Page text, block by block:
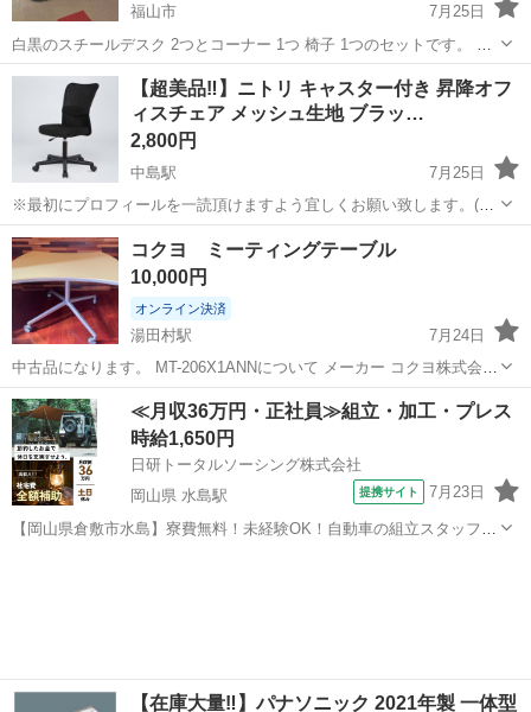
福山市
7月25日
白黒のスチールデスク 2つとコーナー 1つ 椅子 1つのセットです。 後
ろのスチール棚 もつけます。 自宅まで取りに来てくださる方限定でお
願いします。
広島 福山市 オフィス用家具
【超美品‼️】ニトリ キャスター付き 昇降オフ
ィスチェア メッシュ生地 ブラッ…
2,800円
中島駅
7月25日
※最初にプロフィールを一読頂けますよう宜しくお願い致します。(当
店のアカウントである《リサイクルはっぴ〜》をタップして頂ければ
プロフィール及び商品の全てをご覧頂けますのでご確認下さいませ。)
ニトリのオフィスチェアになりま...
広島 広島市 中島駅 オフィス用家具 オフィス
コクヨ ミーティングテーブル
10,000円
オンライン決済
湯田村駅
7月24日
中古品になります。 MT-206X1ANNについて メーカー コクヨ株式会社
製品名 ミーティングテーブル Atlabo(アットラボ)シリーズ 製品番号
MT-206X1ANN カラー 天板カラー:ベールイエロー 脚カラ...
広島 福山市 湯田村駅 オフィス用家具 ミーティング
≪月収36万円・正社員≫組立・加工・プレス
時給1,650円
日研トータルソーシング株式会社
岡山県 水島駅
提携サイト 7月23日
【岡山県倉敷市水島】寮費無料！未経験OK！自動車の組立スタッフ
【在庫大量‼️】パナソニック 2021年製 一体型